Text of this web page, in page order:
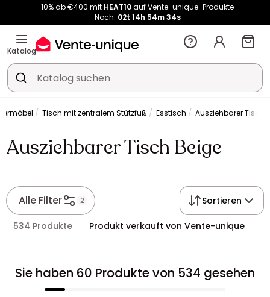
Noch:02t 14h 54m34s
Kauf-unique wird zu Vente-unique - Gleicher Shop, neuer Name!
-10% ab €400 mitHEAT10auf Vente-unique-Produkte
Noch:02t 14h
Katalog
Tisch mit zentralem Stützfuß Esstisch Ausziehbarer Tisch
Ausziehbarer Tisch Beige
Alle Filter 2 Sortieren
534 Produkte Produkt verkauft von Vente-unique
Sie haben 60 Produkte von 534 gesehen